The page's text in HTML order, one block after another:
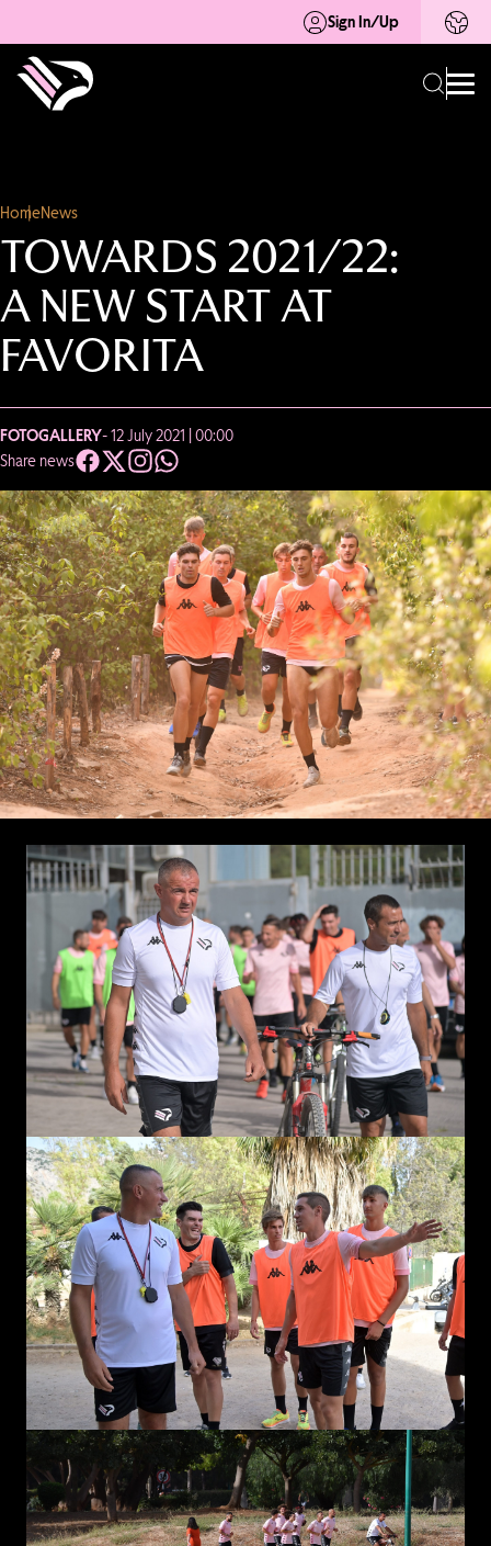
Sign In/Up
HomeNews
TOWARDS 2021/22:
A NEW START AT
FAVORITA
FOTOGALLERY- 12 July 2021 | 00:00
Share news